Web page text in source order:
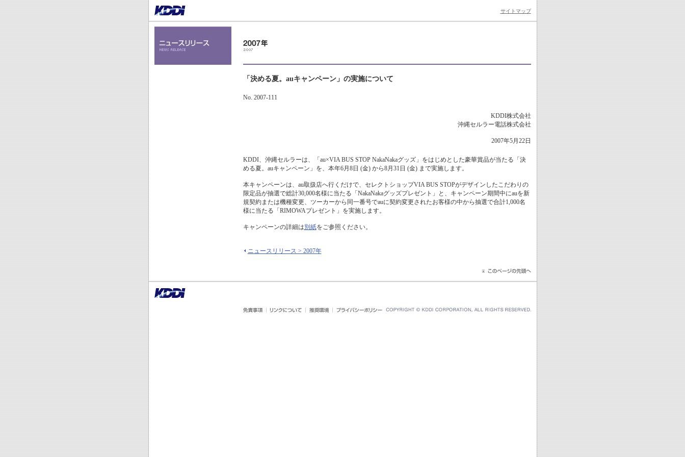
サイトマップ
「決める夏。auキャンペーン」の実施について
No. 2007-111
KDDI株式会社
沖縄セルラー電話株式会社
2007年5月22日
KDDI、沖縄セルラーは、「au×VIA BUS STOP NakaNakaグッズ」をはじめとした豪華賞品が当たる「決
める夏。auキャンペーン」を、本年6月8日 (金) から8月31日 (金) まで実施します。
本キャンペーンは、au取扱店へ行くだけで、セレクトショップVIA BUS STOPがデザインしたこだわりの
限定品が抽選で総計30,000名様に当たる「NakaNakaグッズプレゼント」と、キャンペーン期間中にauを新
規契約または機種変更、ツーカーから同一番号でauに契約変更されたお客様の中から抽選で合計1,000名
様に当たる「RIMOWAプレゼント」を実施します。
キャンペーンの詳細は別紙をご参照ください。
ニュースリリース > 2007年